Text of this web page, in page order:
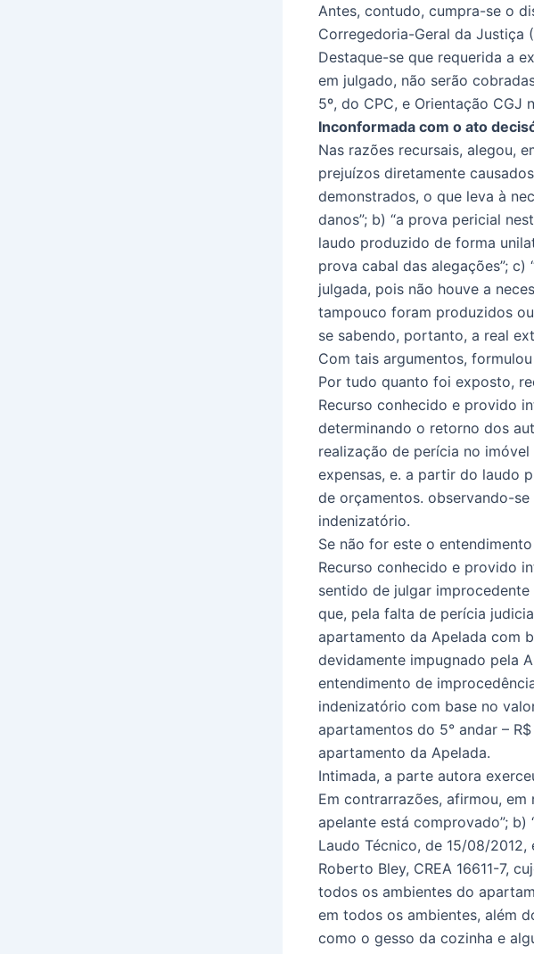
Antes, contudo, cumpra-se o
Corregedoria-Geral da Justiça
Destaque-se que requerida a
em julgado, não serão
5º, do CPC, e Orientação CGJ
Inconformada com o ato
Nas razões recursais, alegou,
prejuízos diretamente
demonstrados, o que leva à
danos”; b) “a prova pericial
laudo produzido de forma
prova cabal das alegações”;
julgada, pois não houve a
tampouco foram produzidos
se sabendo, portanto, a real
Com tais argumentos,
Por tudo quanto foi exposto,
Recurso conhecido e provido
determinando o retorno dos
realização de perícia no
expensas, e. a partir do laudo
de orçamentos. observando-
indenizatório.
Se não for este o
Recurso conhecido e provido
sentido de julgar
que, pela falta de perícia
apartamento da Apelada com
devidamente impugnado pela
entendimento de
indenizatório com base no
apartamentos do 5° andar –
apartamento da Apelada.
Intimada, a parte autora
Em contrarrazões, afirmou,
apelante está comprovado”;
Laudo Técnico, de 15/08/
Roberto Bley, CREA 16611-7,
todos os ambientes do
em todos os ambientes, além
como o gesso da cozinha e